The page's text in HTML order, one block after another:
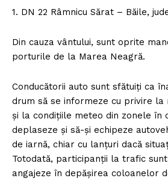
1. DN 22 Râmnicu Sărat – Băile,
Din cauza vântului, sunt oprite
porturile de la Marea Neagră.
Conducătorii auto sunt sfătuiți ca
drum să se informeze cu privire
și la condiţiile meteo din zonele în
deplaseze şi să-și echipeze
de iarnă, chiar cu lanțuri dacă
Totodată, participanții la trafic
angajeze în depăşirea coloanelor